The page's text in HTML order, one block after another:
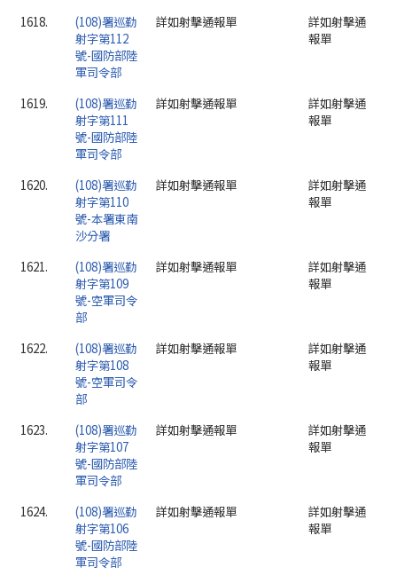
1618.
(108)署巡勤
射字第112
號-國防部陸
軍司令部
詳如射擊通報單
詳如射擊通
報單
1619.
(108)署巡勤
射字第111
號-國防部陸
軍司令部
詳如射擊通報單
詳如射擊通
報單
1620.
(108)署巡勤
射字第110
號-本署東南
沙分署
詳如射擊通報單
詳如射擊通
報單
1621.
(108)署巡勤
射字第109
號-空軍司令
部
詳如射擊通報單
詳如射擊通
報單
1622.
(108)署巡勤
射字第108
號-空軍司令
部
詳如射擊通報單
詳如射擊通
報單
1623.
(108)署巡勤
射字第107
號-國防部陸
軍司令部
詳如射擊通報單
詳如射擊通
報單
1624.
(108)署巡勤
射字第106
號-國防部陸
軍司令部
詳如射擊通報單
詳如射擊通
報單